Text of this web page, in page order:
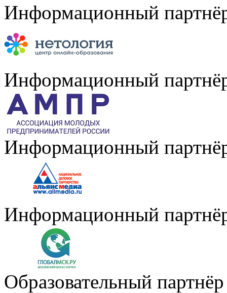
Информационный
Информационный
Информационный
Информационный
Образовательный партнёр